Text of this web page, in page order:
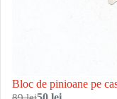
Bloc de pinioane pe